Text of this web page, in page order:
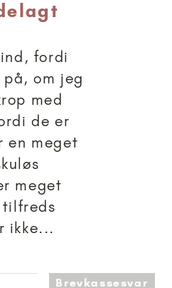
fordi
om jeg
med
de er
en meget
meget
ikke...
Brevkassesvar